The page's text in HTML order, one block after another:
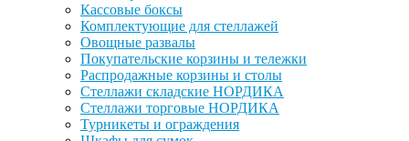
Кассовые боксы
Комплектующие для стеллажей
Овощные развалы
Покупательские корзины и тележки
Распродажные корзины и столы
Стеллажи складские НОРДИКА
Стеллажи торговые НОРДИКА
Турникеты и ограждения